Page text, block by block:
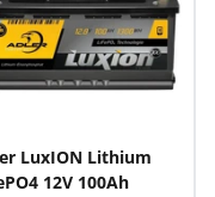
LuxION Lithium
12V 100Ah